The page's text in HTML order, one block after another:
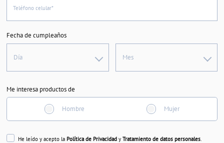
Teléfono celular*
Fecha de cumpleaños
Día Mes
Me interesa productos de
Hombre Mujer
He leído y acepto la Política de Privacidady Tratamiento de datos personales.